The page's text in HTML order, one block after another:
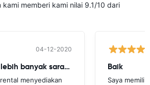
kami memberi kami nilai 9.1/10 dari
04-12-2020
Lovely Car tapi lebih banyak saran yang dibutuhkan
menyediakan
Baik
Saya